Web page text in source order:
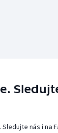
nás i na